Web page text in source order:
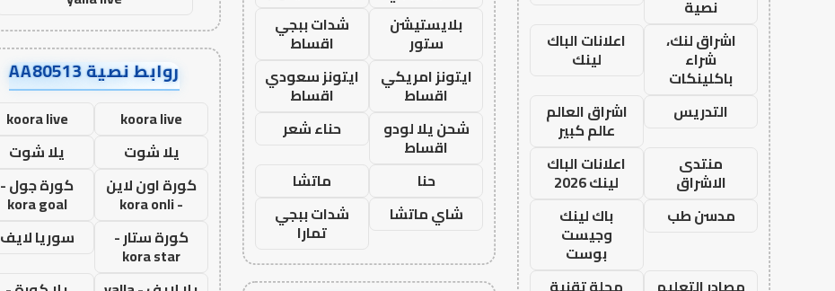
نصية
اشراق لنك،
شراء
باكلينكات
اعلانات الباك
لينك
التدريس
اشراق العالم
عالم كبير
منتدى
الاشراق
اعلانات الباك
لينك 2026
مدسن طب
باك لينك
وجيست
بوست
بلايستيشن
ستور
شدات ببجي
اقساط
ايتونز امريكي
اقساط
ايتونز سعودي
اقساط
شحن يلا لودو
اقساط
حناء شعر
حنا
ماتشا
شاي ماتشا
شدات ببجي
تمارا
روابط نصية AA80513
koora live
koora live
يلا شوت
يلا شوت
كورة اون لاين
- kora onli
كورة جول -
kora goal
كورة ستار -
kora star
سوريا لايف